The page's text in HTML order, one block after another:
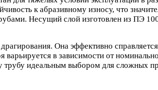
к абразивному износу, что
Несущий слой изготовлен из ПЭ
Она эффективно
в зависимости от
трубу идеальным выбором для сложных